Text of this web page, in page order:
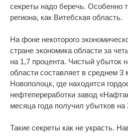
секреты надо беречь. Особенно
региона, как Витебская область.
На фоне некоторого
стране экономика области за
на 1,7 процента. Чистый убыток
области составляет в среднем 3
Новополоцк, где находится
нефтепереработки завод
месяца года получил убытков
Такие секреты как не украсть.